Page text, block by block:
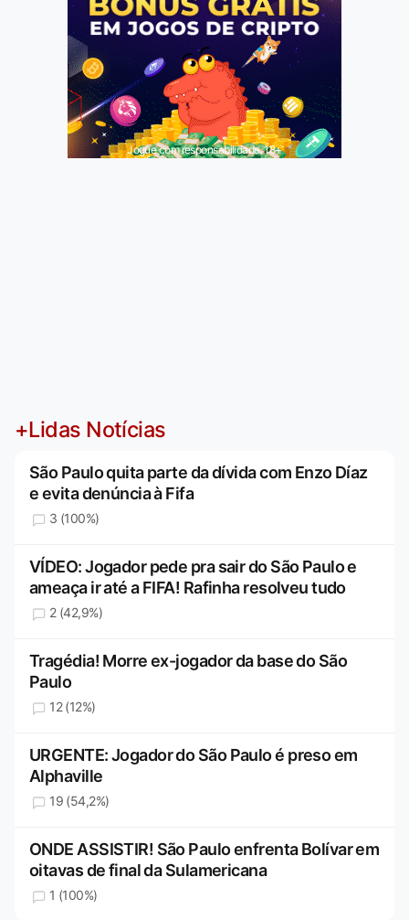
Jogue com responsabilidade. 18+
+Lidas Notícias
São Paulo quita parte da dívida com Enzo Díaz
e evita denúncia à Fifa
3 (100%)
VÍDEO: Jogador pede pra sair do São Paulo e
ameaça ir até a FIFA! Rafinha resolveu tudo
2 (42,9%)
Tragédia! Morre ex-jogador da base do São
Paulo
12 (12%)
URGENTE: Jogador do São Paulo é preso em
Alphaville
19 (54,2%)
ONDE ASSISTIR! São Paulo enfrenta Bolívar em
oitavas de final da Sulamericana
1 (100%)